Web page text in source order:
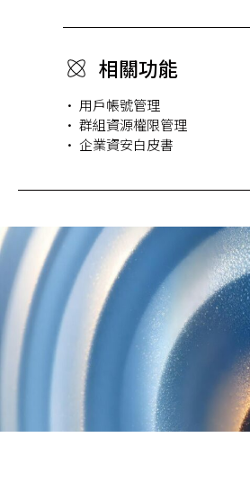
相關功能
• 用戶帳號管理
• 群組資源權限管理
• 企業資安白皮書